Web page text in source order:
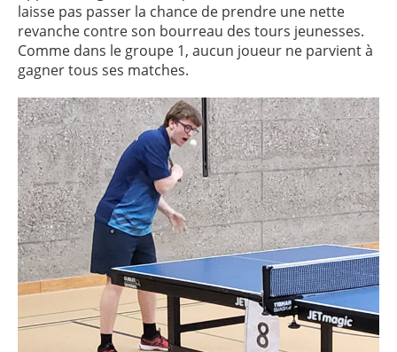
laisse pas passer la chance de prendre une nette
revanche contre son bourreau des tours jeunesses.
Comme dans le groupe 1, aucun joueur ne parvient à
gagner tous ses matches.